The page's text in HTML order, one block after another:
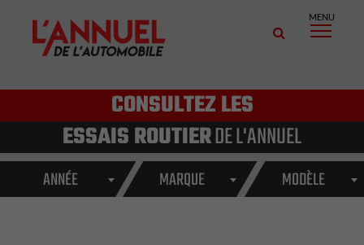
MENU
CONSULTEZ LES
ESSAIS ROUTIERDE L'ANNUEL
ANNÉE MARQUE MODÈLE